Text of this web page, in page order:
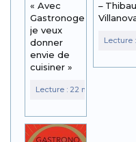
« Avec
Gastronogeek,
je veux
donner
envie de
cuisiner »
–